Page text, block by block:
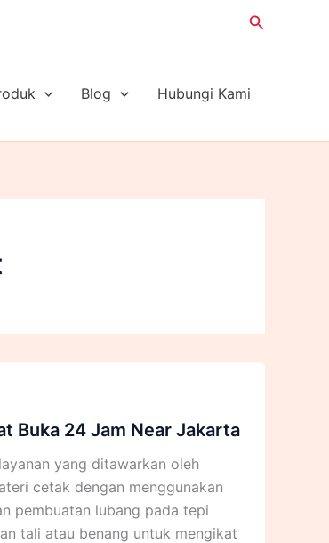
Search
Blog Hubungi Kami
Buka 24 Jam Near Jakarta
yang ditawarkan oleh
cetak dengan menggunakan
pembuatan lubang pada tepi
tali atau benang untuk mengikat